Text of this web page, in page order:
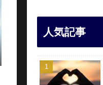
人気記事